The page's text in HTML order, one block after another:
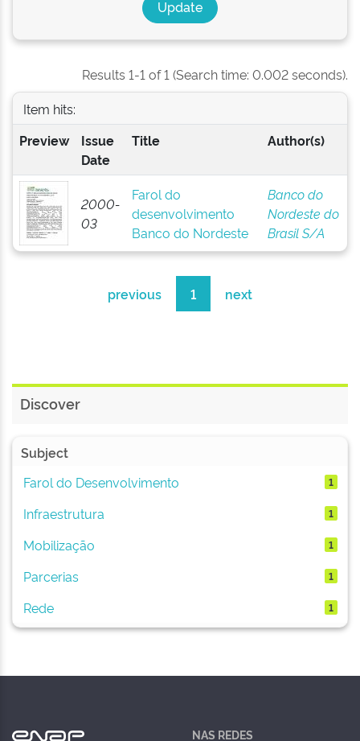
Results 1-1 of 1 (Search time: 0.002 seconds).
Item hits:
Preview
Issue
Date
Title Author(s)
2000-
03
Farol do
desenvolvimento
Banco do Nordeste
Banco do
Nordeste do
Brasil S/A
previous 1 next
Discover
Subject
Farol do Desenvolvimento
1
Infraestrutura 1
Mobilização 1
Parcerias 1
Rede 1
NAS REDES